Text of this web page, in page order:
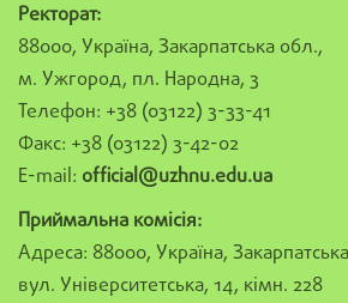
Ректорат:
88000, Україна, Закарпатська обл.,
м. Ужгород, пл. Народна, 3
Телефон: +38 (03122) 3-33-41
Факс: +38 (03122) 3-42-02
E-mail: official@uzhnu.edu.ua
Приймальна комісія:
Адреса: 88000, Україна,
вул. Університетська, 14, кімн. 228